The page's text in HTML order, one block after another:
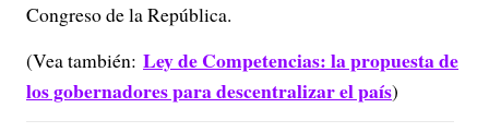
Congreso de la República.
(Vea también: Ley de Competencias: la propuesta de
los gobernadores para descentralizar el país)